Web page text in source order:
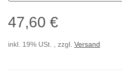
47,60 €
inkl. 19% USt. , zzgl. Versand